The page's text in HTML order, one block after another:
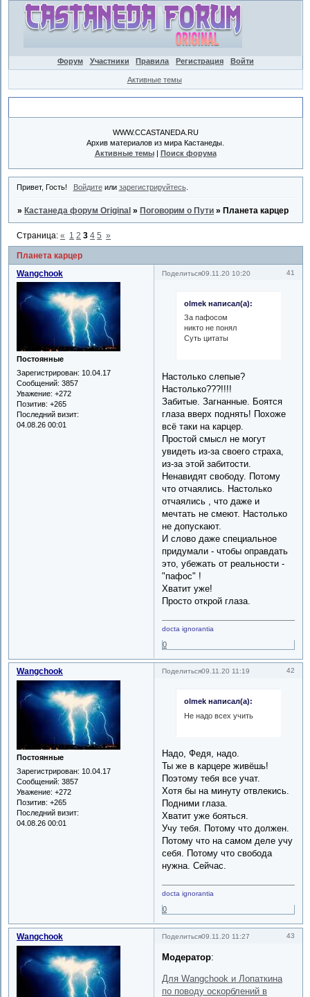
Форум Участники Правила Регистрация Войти
Активные темы
WWW.CCASTANEDA.RU
Архив материалов из мира Кастанеды.
Активные темы| Поиск форума
Привет, Гость! Войдитеили зарегистрируйтесь.
» Кастанеда форум Original » Поговорим о Пути » Планета карцер
Планета карцер
Страница:« 1 2 3 4 5 »
Поделиться 41
09.11.20 10:20
Wangchook
Постоянные
Зарегистрирован: 10.04.17
Сообщений: 3857
Уважение: +272
Позитив: +265
Последний визит:
04.08.26 00:01
olmek написал(а):
За пафосом
никто не понял
Суть цитаты
Настолько слепые?
Настолько???!!!!
Забитые. Загнанные. Боятся
глаза вверх поднять! Похоже
всё таки на карцер.
Простой смысл не могут
увидеть из-за своего страха,
из-за этой забитости.
Ненавидят свободу. Потому
что отчаялись. Настолько
отчаялись , что даже и
мечтать не смеют. Настолько
не допускают.
И слово даже специальное
придумали - чтобы оправдать
это, убежать от реальности -
"пафос" !
Хватит уже!
Просто открой глаза.
docta ignorantia
0
Поделиться 42
09.11.20 11:19
Wangchook
Постоянные
Зарегистрирован: 10.04.17
Сообщений: 3857
Уважение: +272
Позитив: +265
Последний визит:
04.08.26 00:01
olmek написал(а):
Не надо всех учить
Надо, Федя, надо.
Ты же в карцере живёшь!
Поэтому тебя все учат.
Хотя бы на минуту отвлекись.
Подними глаза.
Хватит уже бояться.
Учу тебя. Потому что должен.
Потому что на самом деле учу
себя. Потому что свобода
нужна. Сейчас.
docta ignorantia
0
Поделиться 43
09.11.20 11:27
Wangchook
Модератор:
Для Wangchook и Лопаткина
по поводу оскорблений в